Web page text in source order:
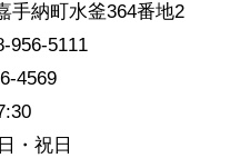
手納町水釜364番地2
956-5111
4569
・祝日